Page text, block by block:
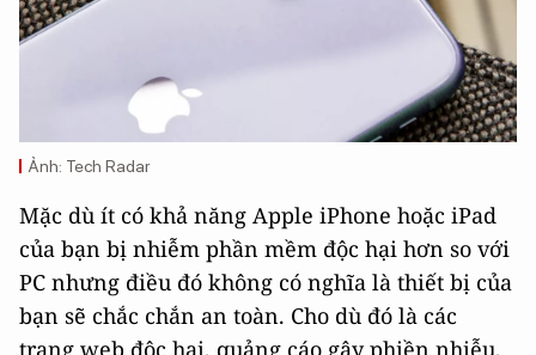
Ảnh: Tech Radar
Mặc dù ít có khả năng Apple iPhone hoặc iPad
của bạn bị nhiễm phần mềm độc hại hơn so với
PC nhưng điều đó không có nghĩa là thiết bị của
bạn sẽ chắc chắn an toàn. Cho dù đó là các
trang web độc hại, quảng cáo gây phiền nhiễu,